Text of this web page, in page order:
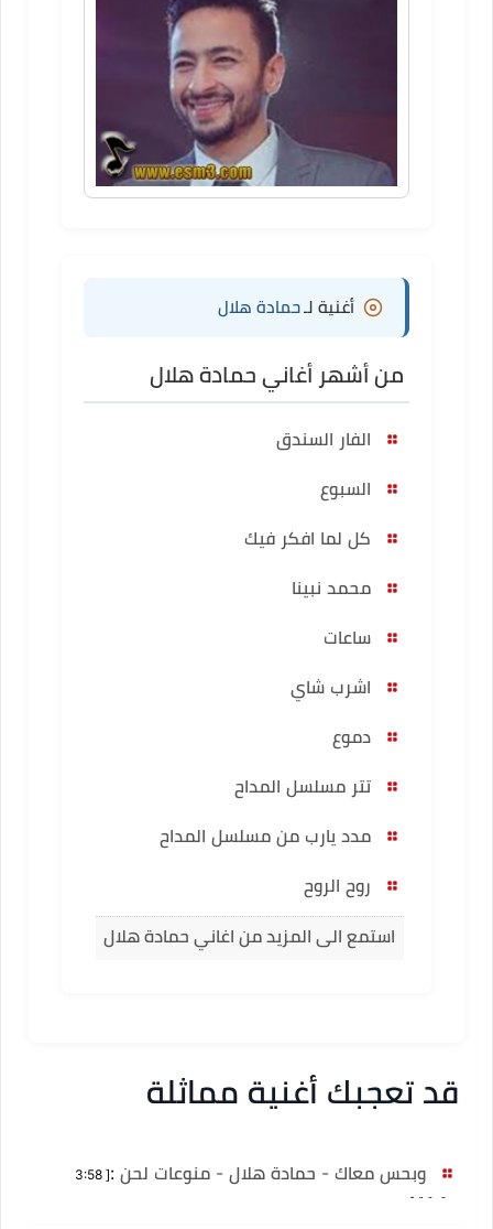
أغنية لـحمادة هلال
من أشهر أغاني حمادة هلال
الفار السندق
السبوع
كل لما افكر فيك
محمد نبينا
ساعات
اشرب شاي
دموع
تتر مسلسل المداح
مدد يارب من مسلسل المداح
روح الروح
استمع الى المزيد من اغاني حمادة هلال
قد تعجبك أغنية مماثلة
وبحس معاك - حمادة هلال - منوعات لحن :
[ 3:58
دقيقة ]